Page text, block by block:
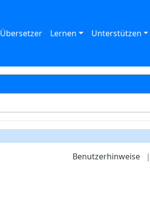
Übersetzer Lernen Unterstützen
Benutzerhinweise |